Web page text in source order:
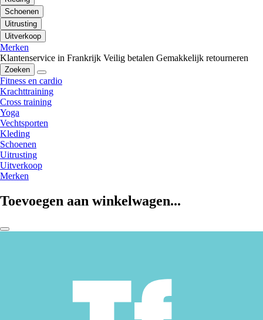
Schoenen
Uitrusting
Uitverkoop
Merken
Klantenservice in Frankrijk Veilig betalen Gemakkelijk retourneren
Zoeken
Fitness en cardio
Krachttraining
Cross training
Yoga
Vechtsporten
Kleding
Schoenen
Uitrusting
Uitverkoop
Merken
Toevoegen aan winkelwagen...